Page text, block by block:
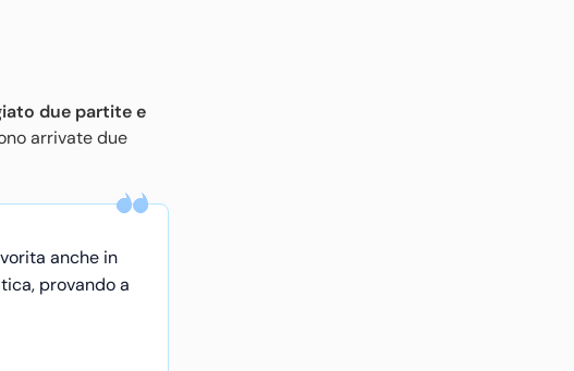
due partite e
arrivate due
anche in
provando a